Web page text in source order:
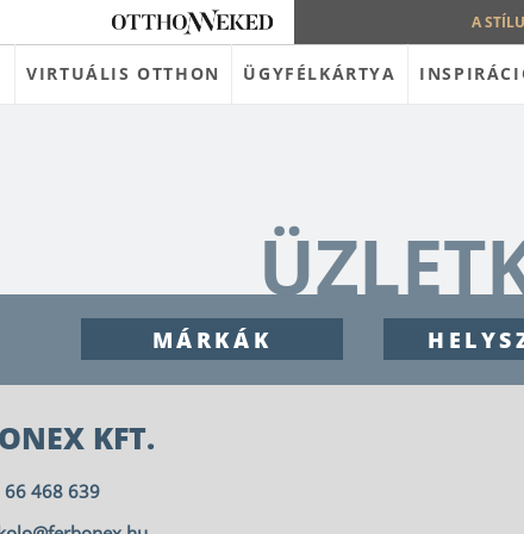
A
VIRTUÁLIS OTTHON ÜGYFÉLKÁRTYA
MÁRKÁK
KFT.
66 468 639